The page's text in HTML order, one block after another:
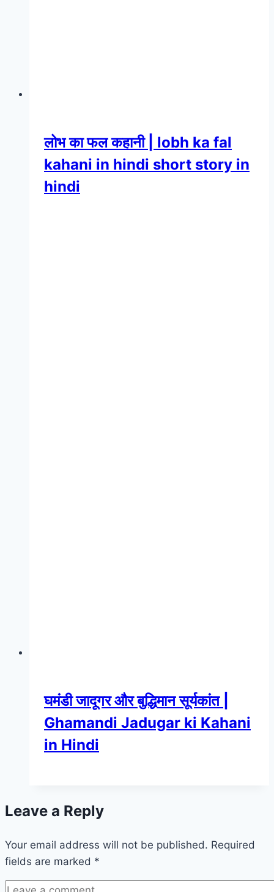
लोभ का फल कहानी | lobh ka fal
kahani in hindi short story in
hindi
घमंडी जादूगर और बुद्धिमान सूर्यकांत |
Ghamandi Jadugar ki Kahani
in Hindi
Leave a Reply
Your email address will not be published. Required
fields are marked *